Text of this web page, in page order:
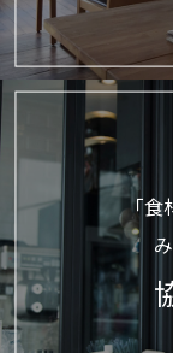
「食